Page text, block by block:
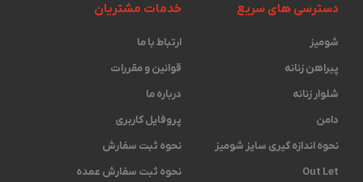
دسترسی های سریع
شومیز
پیراهن زنانه
شلوار زنانه
دامن
نحوه اندازه گیری ‫سایز شومیز
Out Let
خدمات مشتریان
ارتباط با ما
قوانین و مقررات
درباره ما
پروفایل کاربری
نحوه ثبت سفارش
نحوه ثبت سفارش عمده